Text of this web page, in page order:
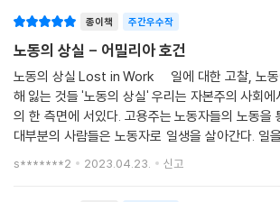
종이책 주간우수작
노동의 상실 - 어밀리아 호건
노동의 상실 Lost in Work 일에 대한 고찰, 노동에 대한 고찰, 일로 인
해 잃는 것들 '노동의 상실' 우리는 자본주의 사회에서 고용주 혹은 노동자
의 한 측면에 서있다. 고용주는 노동자들의 노동을
대부분의 사람들은 노동자로 일생을 살아간다. 일
의 시간과 가치를 담보로 하여 돈을 받고 삶을 이어
s*******2 2023.04.23. 신고